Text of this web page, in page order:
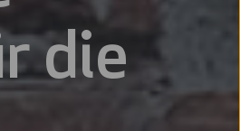
die